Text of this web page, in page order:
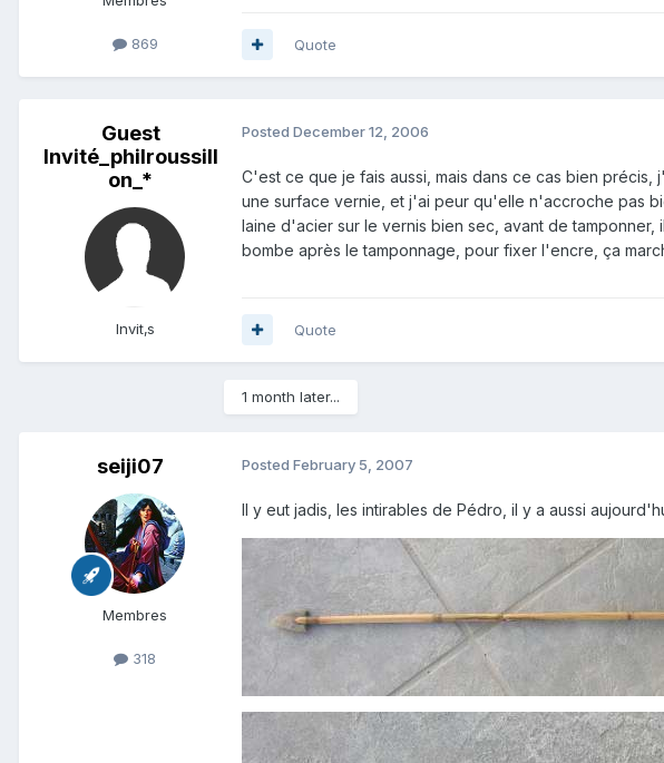
869 Quote
Guest
Invité_philroussill
on_*
Invit‚s
Posted December 12, 2006
C'est ce que je fais aussi, mais dans ce cas bien
une surface vernie, et j'ai peur qu'elle n'accroche pas
laine d'acier sur le vernis bien sec, avant de tamponner,
bombe après le tamponnage, pour fixer l'encre, ça
Quote
1 month later...
seiji07
Membres
318
Posted February 5, 2007
Il y eut jadis, les intirables de Pédro, il y a aussi